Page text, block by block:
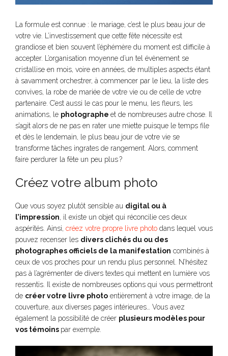
La formule est connue : le mariage, c’est le plus beau jour de
votre vie. L’investissement que cette fête nécessite est
grandiose et bien souvent l’éphémère du moment est difficile à
accepter. L’organisation moyenne d’un tel évènement se
cristallise en mois, voire en années, de multiples aspects étant
à savamment orchestrer, à commencer par le lieu, la liste des
convives, la robe de mariée de votre vie ou de celle de votre
partenaire. C’est aussi le cas pour le menu, les fleurs, les
animations, le photographe et de nombreuses autre chose. Il
s’agit alors de ne pas en rater une miette puisque le temps file
et dès le lendemain, le plus beau jour de votre vie se
transforme tâches ingrates de rangement. Alors, comment
faire perdurer la fête un peu plus ?
Créez votre album photo
Que vous soyez plutôt sensible au digital ou à
l’impression, il existe un objet qui réconcilie ces deux
aspérités. Ainsi, créez votre propre livre photo dans lequel vous
pouvez recenser les divers clichés du ou des
photographes officiels de la manifestation combinés à
ceux de vos proches pour un rendu plus personnel. N’hésitez
pas à l’agrémenter de divers textes qui mettent en lumière vos
ressentis. Il existe de nombreuses options qui vous permettront
de créer votre livre photo entièrement à votre image, de la
couverture, aux diverses pages intérieures… Vous avez
également la possibilité de créer plusieurs modèles pour
vos témoins par exemple.